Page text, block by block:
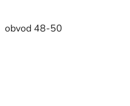
obvod 48-50